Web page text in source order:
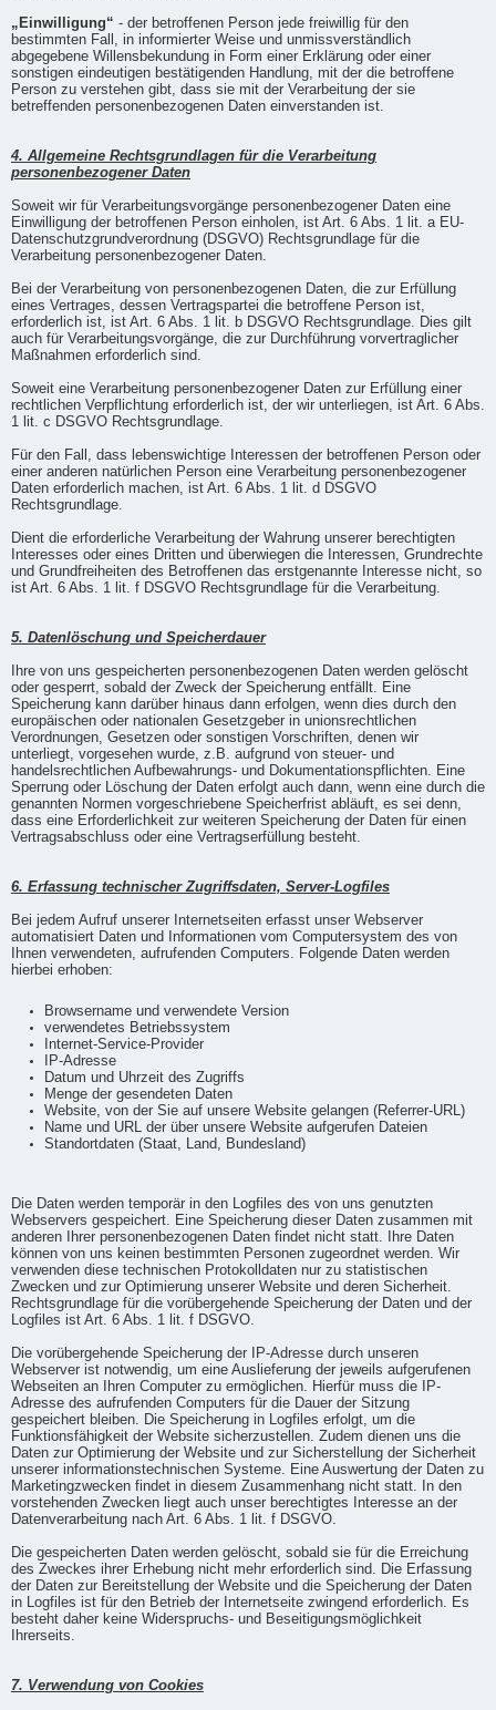
„Einwilligung“ - der betroffenen Person jede freiwillig für den
bestimmten Fall, in informierter Weise und unmissverständlich
abgegebene Willensbekundung in Form einer Erklärung oder einer
sonstigen eindeutigen bestätigenden Handlung, mit der die betroffene
Person zu verstehen gibt, dass sie mit der Verarbeitung der sie
betreffenden personenbezogenen Daten einverstanden ist.
4. Allgemeine Rechtsgrundlagen für die Verarbeitung
personenbezogener Daten
Soweit wir für Verarbeitungsvorgänge personenbezogener Daten eine
Einwilligung der betroffenen Person einholen, ist Art. 6 Abs. 1 lit. a EU-
Datenschutzgrundverordnung (DSGVO) Rechtsgrundlage für die
Verarbeitung personenbezogener Daten.
Bei der Verarbeitung von personenbezogenen Daten, die zur Erfüllung
eines Vertrages, dessen Vertragspartei die betroffene Person ist,
erforderlich ist, ist Art. 6 Abs. 1 lit. b DSGVO Rechtsgrundlage. Dies gilt
auch für Verarbeitungsvorgänge, die zur Durchführung vorvertraglicher
Maßnahmen erforderlich sind.
Soweit eine Verarbeitung personenbezogener Daten zur Erfüllung einer
rechtlichen Verpflichtung erforderlich ist, der wir unterliegen, ist Art. 6 Abs.
1 lit. c DSGVO Rechtsgrundlage.
Für den Fall, dass lebenswichtige Interessen der betroffenen Person oder
einer anderen natürlichen Person eine Verarbeitung personenbezogener
Daten erforderlich machen, ist Art. 6 Abs. 1 lit. d DSGVO
Rechtsgrundlage.
Dient die erforderliche Verarbeitung der Wahrung unserer berechtigten
Interesses oder eines Dritten und überwiegen die Interessen, Grundrechte
und Grundfreiheiten des Betroffenen das erstgenannte Interesse nicht, so
ist Art. 6 Abs. 1 lit. f DSGVO Rechtsgrundlage für die Verarbeitung.
5. Datenlöschung und Speicherdauer
Ihre von uns gespeicherten personenbezogenen Daten werden gelöscht
oder gesperrt, sobald der Zweck der Speicherung entfällt. Eine
Speicherung kann darüber hinaus dann erfolgen, wenn dies durch den
europäischen oder nationalen Gesetzgeber in unionsrechtlichen
Verordnungen, Gesetzen oder sonstigen Vorschriften, denen wir
unterliegt, vorgesehen wurde, z.B. aufgrund von steuer- und
handelsrechtlichen Aufbewahrungs- und Dokumentationspflichten. Eine
Sperrung oder Löschung der Daten erfolgt auch dann, wenn eine durch die
genannten Normen vorgeschriebene Speicherfrist abläuft, es sei denn,
dass eine Erforderlichkeit zur weiteren Speicherung der Daten für einen
Vertragsabschluss oder eine Vertragserfüllung besteht.
6. Erfassung technischer Zugriffsdaten, Server-Logfiles
Bei jedem Aufruf unserer Internetseiten erfasst unser Webserver
automatisiert Daten und Informationen vom Computersystem des von
Ihnen verwendeten, aufrufenden Computers. Folgende Daten werden
hierbei erhoben:
Browsername und verwendete Version
verwendetes Betriebssystem
Internet-Service-Provider
IP-Adresse
Datum und Uhrzeit des Zugriffs
Menge der gesendeten Daten
Website, von der Sie auf unsere Website gelangen (Referrer-URL)
Name und URL der über unsere Website aufgerufen Dateien
Standortdaten (Staat, Land, Bundesland)
Die Daten werden temporär in den Logfiles des von uns genutzten
Webservers gespeichert. Eine Speicherung dieser Daten zusammen mit
anderen Ihrer personenbezogenen Daten findet nicht statt. Ihre Daten
können von uns keinen bestimmten Personen zugeordnet werden. Wir
verwenden diese technischen Protokolldaten nur zu statistischen
Zwecken und zur Optimierung unserer Website und deren Sicherheit.
Rechtsgrundlage für die vorübergehende Speicherung der Daten und der
Logfiles ist Art. 6 Abs. 1 lit. f DSGVO.
Die vorübergehende Speicherung der IP-Adresse durch unseren
Webserver ist notwendig, um eine Auslieferung der jeweils aufgerufenen
Webseiten an Ihren Computer zu ermöglichen. Hierfür muss die IP-
Adresse des aufrufenden Computers für die Dauer der Sitzung
gespeichert bleiben. Die Speicherung in Logfiles erfolgt, um die
Funktionsfähigkeit der Website sicherzustellen. Zudem dienen uns die
Daten zur Optimierung der Website und zur Sicherstellung der Sicherheit
unserer informationstechnischen Systeme. Eine Auswertung der Daten zu
Marketingzwecken findet in diesem Zusammenhang nicht statt. In den
vorstehenden Zwecken liegt auch unser berechtigtes Interesse an der
Datenverarbeitung nach Art. 6 Abs. 1 lit. f DSGVO.
Die gespeicherten Daten werden gelöscht, sobald sie für die Erreichung
des Zweckes ihrer Erhebung nicht mehr erforderlich sind. Die Erfassung
der Daten zur Bereitstellung der Website und die Speicherung der Daten
in Logfiles ist für den Betrieb der Internetseite zwingend erforderlich. Es
besteht daher keine Widerspruchs- und Beseitigungsmöglichkeit
Ihrerseits.
7. Verwendung von Cookies